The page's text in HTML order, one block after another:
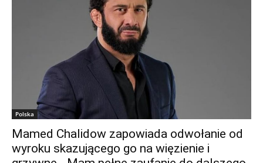
Polska
Mamed Chalidow zapowiada odwołanie od
wyroku skazującego go na więzienie i